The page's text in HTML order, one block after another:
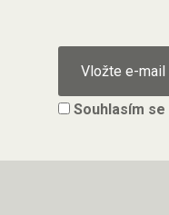
Souhlasím se